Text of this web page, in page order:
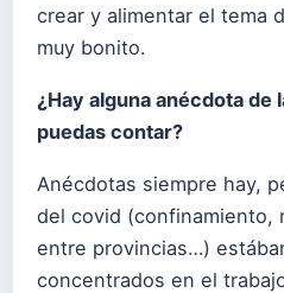
crear y alimentar el tema
muy bonito.
¿Hay alguna anécdota de
puedas contar?
Anécdotas siempre hay,
del covid (confinamiento,
entre provincias…)
concentrados en el